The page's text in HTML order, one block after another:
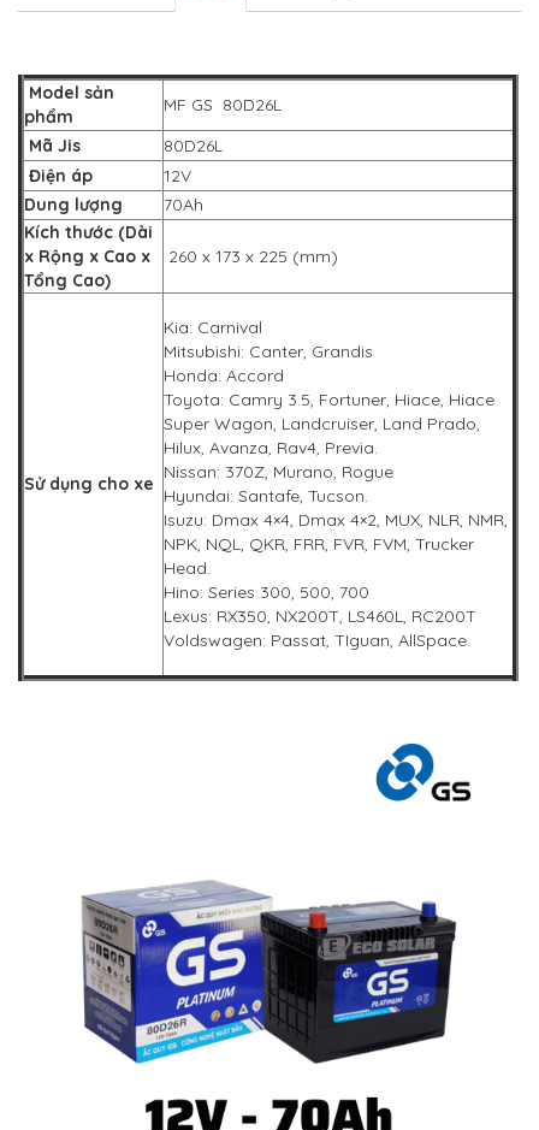
Model sản
phẩm
MF GS 80D26L
Mã Jis
80D26L
Điện áp
12V
Dung lượng
70Ah
Kích thước (Dài
x Rộng x Cao x
Tổng Cao)
260 x 173 x 225 (mm)
Sử dụng cho xe
Kia: Carnival
Mitsubishi: Canter, Grandis
Honda: Accord
Toyota: Camry 3.5, Fortuner, Hiace, Hiace
Super Wagon, Landcruiser, Land Prado,
Hilux, Avanza, Rav4, Previa.
Nissan: 370Z, Murano, Rogue
Hyundai: Santafe, Tucson.
Isuzu: Dmax 4×4, Dmax 4×2, MUX, NLR, NMR,
NPK, NQL, QKR, FRR, FVR, FVM, Trucker
Head.
Hino: Series 300, 500, 700
Lexus: RX350, NX200T, LS460L, RC200T
Voldswagen: Passat, TIguan, AllSpace.